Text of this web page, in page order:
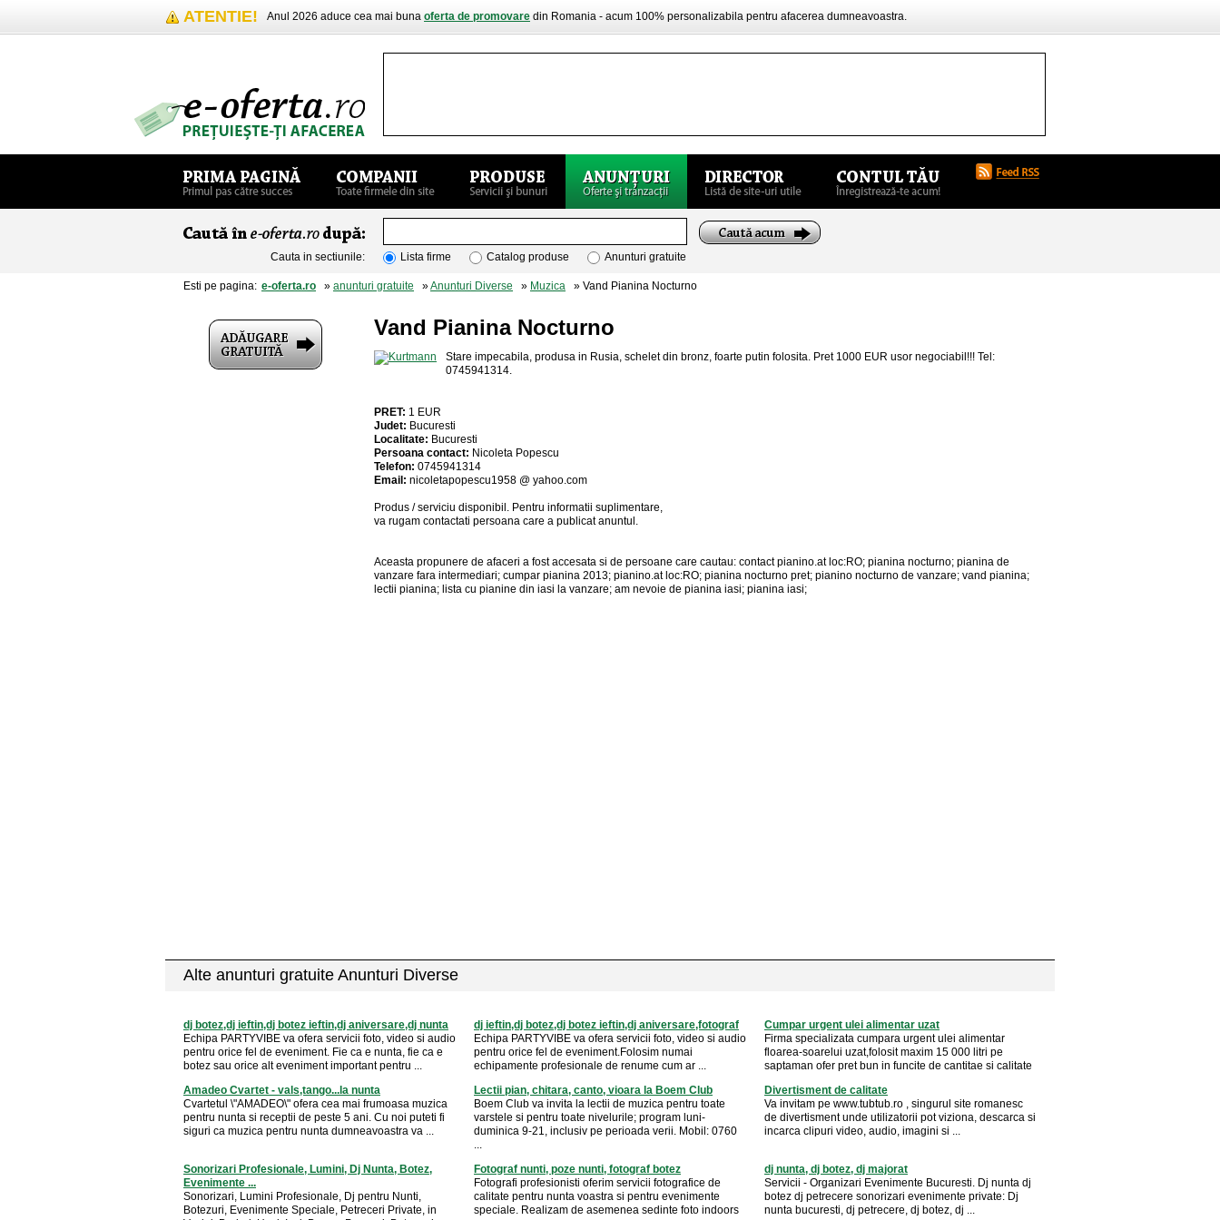
ATENTIE! Anul 2026 aduce cea mai buna oferta de promovare din Romania - acum 100% personalizabila pentru afacerea dumneavoastra.
Cauta in sectiunile: Lista firme Catalog produse Anunturi gratuite
Esti pe pagina: e-oferta.ro » anunturi gratuite »Anunturi Diverse » Muzica » Vand Pianina Nocturno
Vand Pianina Nocturno
Stare impecabila, produsa in Rusia, schelet din bronz, foarte putin folosita. Pret 1000 EUR usor negociabil!!! Tel:
0745941314.
PRET: 1 EUR
Judet: Bucuresti
Localitate: Bucuresti
Persoana contact: Nicoleta Popescu
Telefon: 0745941314
Email: nicoletapopescu1958 @ yahoo.com
Produs / serviciu disponibil . Pentru informatii suplimentare,
va rugam contactati persoana care a publicat anuntul.
Aceasta propunere de afaceri a fost accesata si de persoane care cautau: contact pianino.at loc:RO; pianina nocturno; pianina de
vanzare fara intermediari; cumpar pianina 2013; pianino.at loc:RO; pianina nocturno pret; pianino nocturno de vanzare; vand pianina;
lectii pianina; lista cu pianine din iasi la vanzare; am nevoie de pianina iasi; pianina iasi;
Alte anunturi gratuite Anunturi Diverse
dj botez,dj ieftin,dj botez ieftin,dj aniversare,dj nunta
Echipa PARTYVIBE va ofera servicii foto, video si audio
pentru orice fel de eveniment. Fie ca e nunta, fie ca e
botez sau orice alt eveniment important pentru ...
dj ieftin,dj botez,dj botez ieftin,dj aniversare,fotograf
Echipa PARTYVIBE va ofera servicii foto, video si audio
pentru orice fel de eveniment.Folosim numai
echipamente profesionale de renume cum ar ...
Cumpar urgent ulei alimentar uzat
Firma specializata cumpara urgent ulei alimentar
floarea-soarelui uzat,folosit maxim 15 000 litri pe
saptaman ofer pret bun in funcite de cantitae si calitate
Amadeo Cvartet - vals,tango...la nunta
Cvartetul \"AMADEO\" ofera cea mai frumoasa muzica
pentru nunta si receptii de peste 5 ani. Cu noi puteti fi
siguri ca muzica pentru nunta dumneavoastra va ...
Lectii pian, chitara, canto, vioara la Boem Club
Boem Club va invita la lectii de muzica pentru toate
varstele si pentru toate nivelurile; program luni-
duminica 9-21, inclusiv pe perioada verii. Mobil: 0760
...
Divertisment de calitate
Va invitam pe www.tubtub.ro , singurul site romanesc
de divertisment unde utilizatorii pot viziona, descarca si
incarca clipuri video, audio, imagini si ...
Sonorizari Profesionale, Lumini, Dj Nunta, Botez,
Evenimente ...
Sonorizari, Lumini Profesionale, Dj pentru Nunti,
Botezuri, Evenimente Speciale, Petreceri Private, in
Fotograf nunti, poze nunti, fotograf botez
Fotografi profesionisti oferim servicii fotografice de
calitate pentru nunta voastra si pentru evenimente
speciale. Realizam de asemenea sedinte foto indoors
dj nunta, dj botez, dj majorat
Servicii - Organizari Evenimente Bucuresti. Dj nunta dj
botez dj petrecere sonorizari evenimente private: Dj
nunta bucuresti, dj petrecere, dj botez, dj ...